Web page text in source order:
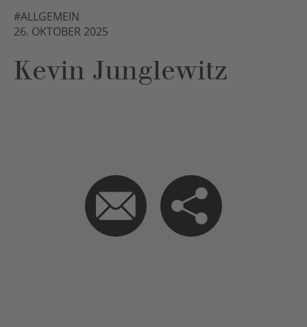
#ALLGEMEIN
26. OKTOBER 2025
Kevin Junglewitz